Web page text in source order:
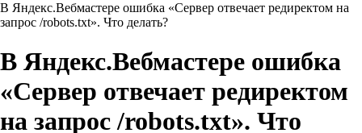
В Яндекс.Вебмастере ошибка «Сервер отвечает редиректом на
запрос /robots.txt». Что делать?
В Яндекс.Вебмастере ошибка
«Сервер отвечает редиректом
на запрос /robots.txt». Что